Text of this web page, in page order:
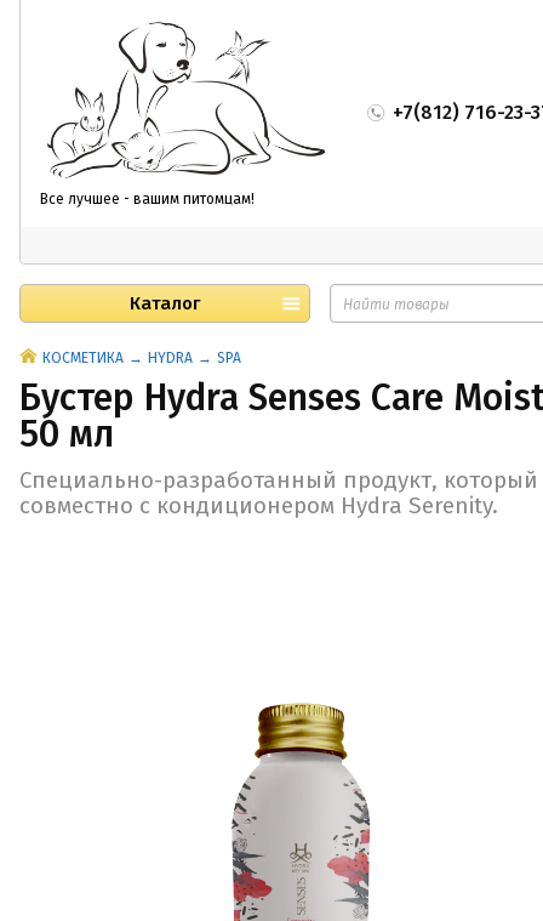
Все лучшее - вашим питомцам!
+7(812) 716-23-
Каталог
КОСМЕТИКА HYDRA SPA
Бустер Hydra Senses Care
50 мл
Специально-разработанный продукт, который
совместно с кондиционером Hydra Serenity.